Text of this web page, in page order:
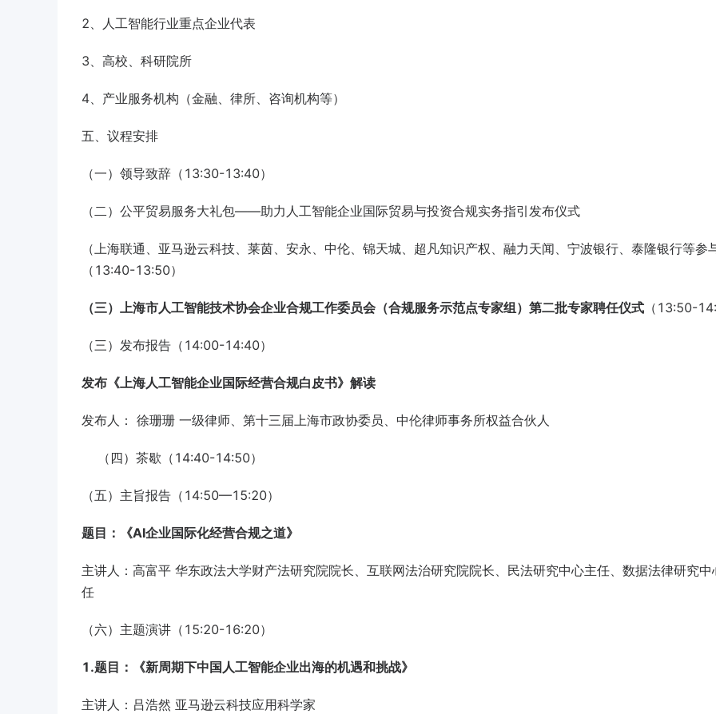
2、人工智能行业重点企业代表
3、高校、科研院所
4、产业服务机构（金融、律所、咨询机构等）
五、议程安排
（一）领导致辞（13:30-13:40）
（二）公平贸易服务大礼包——助力人工智能企业国际贸易与投资合规实务指引发布仪式
（上海联通、亚马逊云科技、莱茵、安永、中伦、锦天城、超凡知识产权、融力天闻、宁波银行、泰隆银行等参
（13:40-13:50）
（三）上海市人工智能技术协会企业合规工作委员会（合规服务示范点专家组）第二批专家聘任仪式 （13:50-
（三）发布报告（14:00-14:40）
发布《上海人工智能企业国际经营合规白皮书》解读
发布人： 徐珊珊 一级律师、第十三届上海市政协委员、中伦律师事务所权益合伙人
（四）茶歇（14:40-14:50）
（五）主旨报告（14:50—15:20）
题目：《AI企业国际化经营合规之道》
主讲人：高富平 华东政法大学财产法研究院院长、互联网法治研究院院长、民法研究中心主任、数据法律研究中
任
（六）主题演讲（15:20-16:20）
1.题目：《新周期下中国人工智能企业出海的机遇和挑战》
主讲人：吕浩然 亚马逊云科技应用科学家